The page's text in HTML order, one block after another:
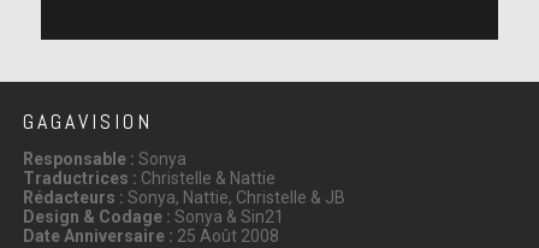
GAGAVISION
Responsable : Sonya
Traductrices : Christelle & Nattie
Rédacteurs : Sonya, Nattie, Christelle & JB
Design & Codage : Sonya & Sin21
Date Anniversaire : 25 Août 2008